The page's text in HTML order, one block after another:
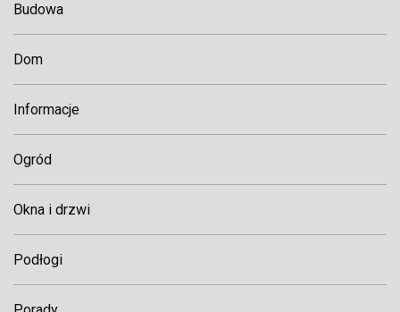
Budowa
Dom
Informacje
Ogród
Okna i drzwi
Podłogi